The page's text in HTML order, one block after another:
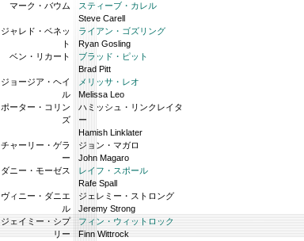
マーク・バウム
スティーブ・カレル
Steve Carell
ジャレド・ベネッ
ト
ライアン・ゴズリング
Ryan Gosling
ベン・リカート
ブラッド・ピット
Brad Pitt
ジョージア・ヘイ
ル
メリッサ・レオ
Melissa Leo
ポーター・コリン
ズ
ハミッシュ・リンクレイタ
ー
Hamish Linklater
チャーリー・ゲラ
ー
ジョン・マガロ
John Magaro
ダニー・モーゼス
レイフ・スポール
Rafe Spall
ヴィニー・ダニエ
ル
ジェレミー・ストロング
Jeremy Strong
ジェイミー・シプ
リー
フィン・ウィットロック
Finn Wittrock